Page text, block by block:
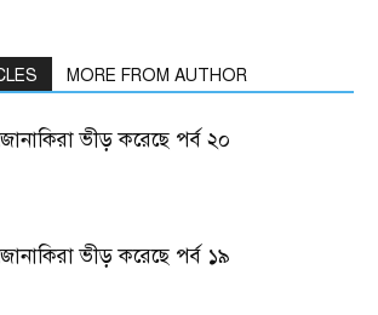
MORE FROM AUTHOR
ভীড় করেছে পর্ব ২০
ভীড় করেছে পর্ব ১৯